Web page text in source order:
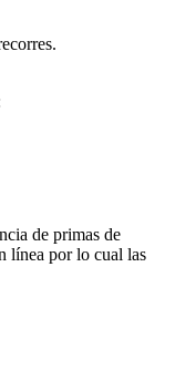
de primas de
línea por lo cual las